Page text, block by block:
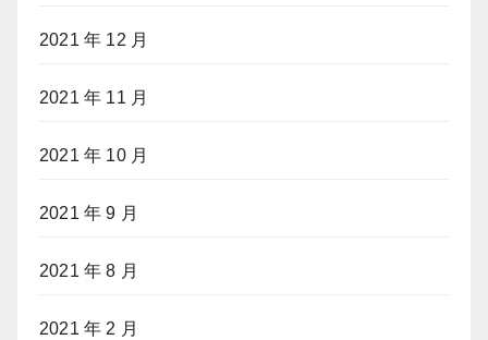
2021 年 12 月
2021 年 11 月
2021 年 10 月
2021 年 9 月
2021 年 8 月
2021 年 2 月